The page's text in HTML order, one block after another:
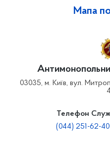
Мапа
03035, м. Київ, вул.
Телефон
(044) 251-62-